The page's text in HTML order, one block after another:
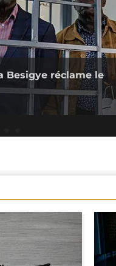
Besigye réclame le